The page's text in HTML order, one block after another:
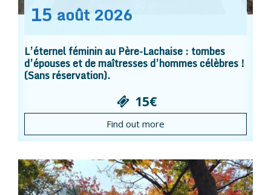
15 août 2026
L’éternel féminin au Père-Lachaise : tombes
d’épouses et de maîtresses d’hommes célèbres !
(Sans réservation).
15€
Find out more